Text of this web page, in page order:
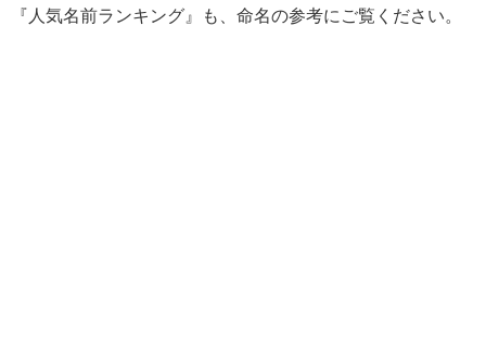
『人気名前ランキング』も、命名の参考にご覧ください。